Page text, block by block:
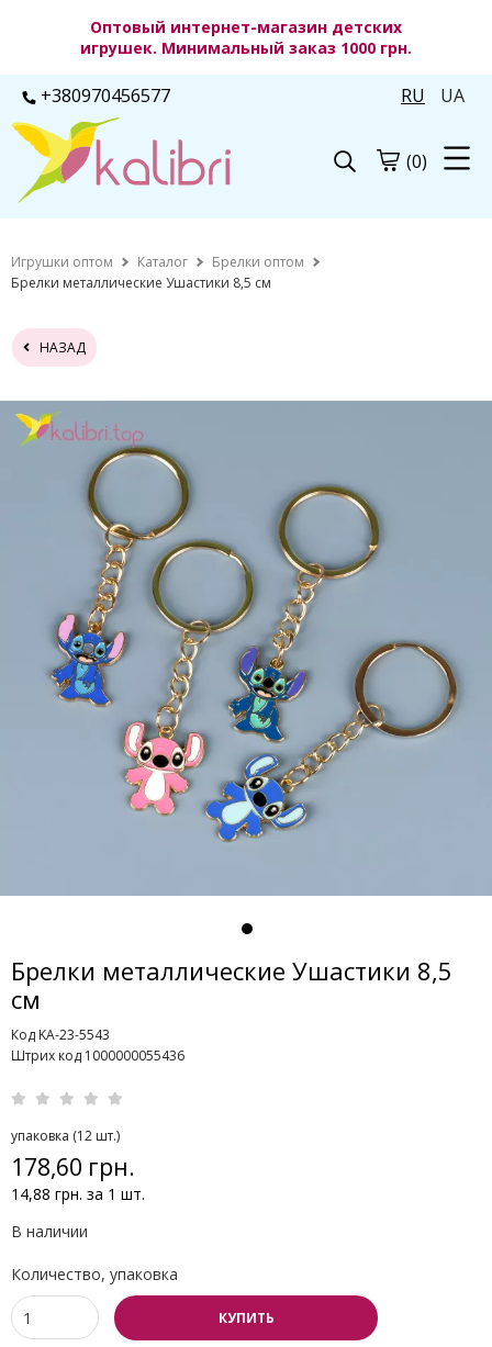
Оптовый интернет-магазин детских
игрушек. Минимальный заказ 1000 грн.
+380970456577 RU UA
(0)
Игрушки оптом Каталог
Брелки оптом
Брелки металлические Ушастики 8,5 см
НАЗАД
Брелки металлические Ушастики 8,5
см
Код KA-23-5543
Штрих код 1000000055436
упаковка (12 шт.)
178,60 грн.
14,88 грн. за 1 шт.
В наличии
Количество, упаковка
КУПИТЬ